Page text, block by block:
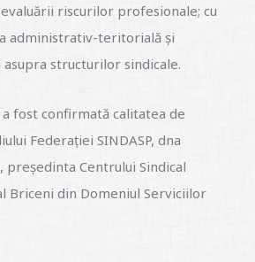
riscurilor profesionale; cu
administrativ-teritorială și
asupra structurilor sindicale.
fost confirmată calitatea de
Federației SINDASP, dna
președinta Centrului Sindical
Briceni din Domeniul Serviciilor